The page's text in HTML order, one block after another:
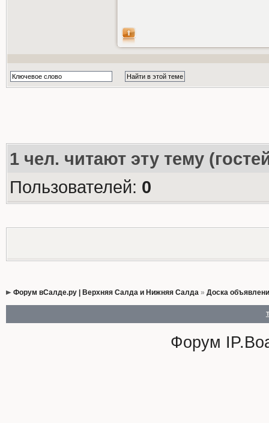
1чел. читают эту тему
Пользователей: 0
Форум вСалде.ру | Верхняя Салда и Нижняя Салда» Доска
Форум